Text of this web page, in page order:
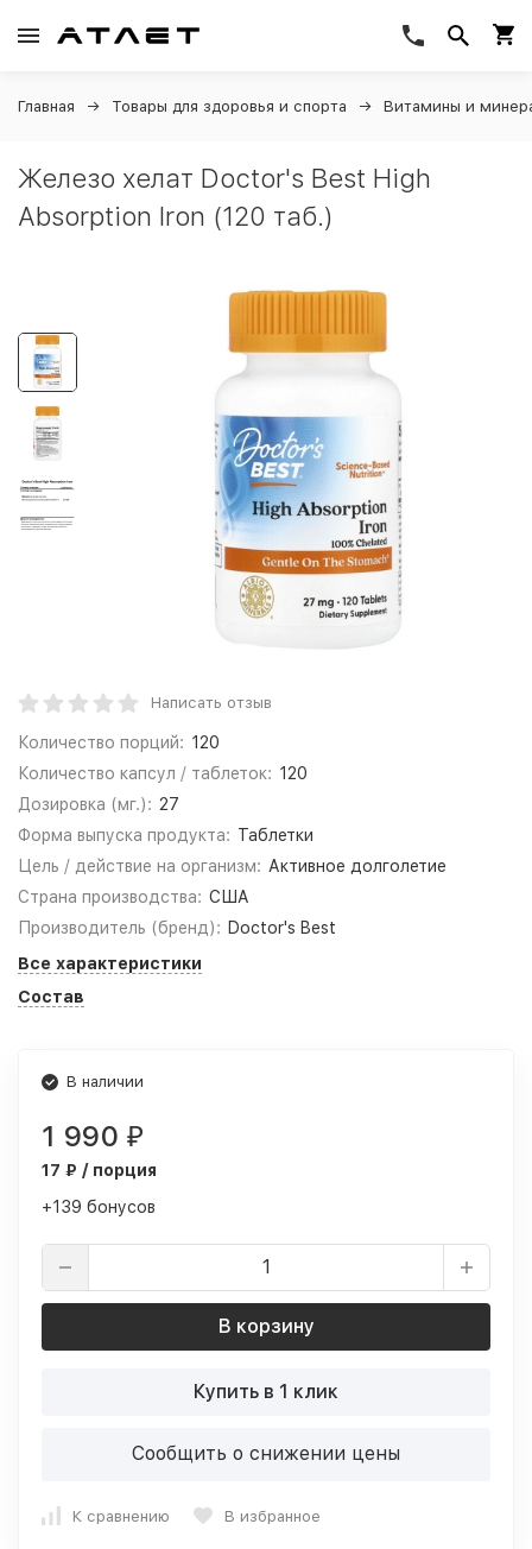
Главная Товары для здоровья и спорта Витамины и
Железо хелат Doctor's Best High
Absorption Iron (120 таб.)
Написать отзыв
Количество порций: 120
Количество капсул / таблеток: 120
Дозировка (мг.): 27
Форма выпуска продукта: Таблетки
Цель / действие на организм: Активное долголетие
Страна производства: США
Производитель (бренд): Doctor's Best
Все характеристики
Состав
В наличии
1 990 ₽
17 ₽ / порция
+139 бонусов
В корзину
Купить в 1 клик
Сообщить о снижении цены
К сравнению В избранное